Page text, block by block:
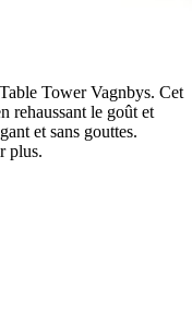
Tower Vagnbys. Cet
rehaussant le goût et
et sans gouttes.
plus.